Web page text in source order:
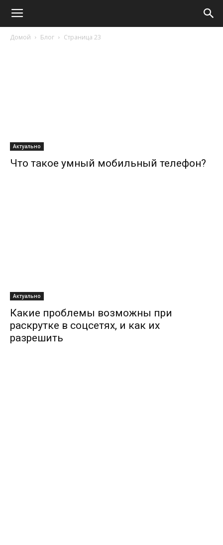
Домой Блог Страница 23
Актуально
Что такое умный мобильный телефон?
Актуально
Какие проблемы возможны при
раскрутке в соцсетях, и как их
разрешить